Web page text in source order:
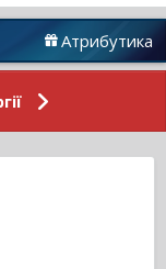
Атрибутика